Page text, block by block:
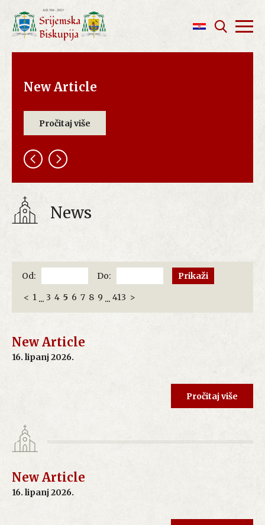
New Article
Pročitaj više
News
Od:
Do:
< 1 ... 3 4 5 6 7 8 9 ... 413 >
New Article
16. lipanj 2026.
Pročitaj više
New Article
16. lipanj 2026.